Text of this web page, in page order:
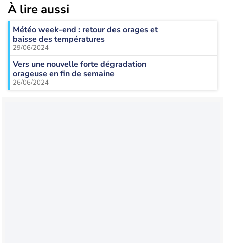
À lire aussi
Météo week-end : retour des orages et
baisse des températures
29/06/2024
Vers une nouvelle forte dégradation
orageuse en fin de semaine
26/06/2024